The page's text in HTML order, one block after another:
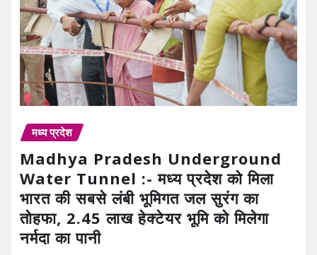
मध्य प्रदेश
Madhya Pradesh Underground
Water Tunnel :- मध्य प्रदेश को मिला
भारत की सबसे लंबी भूमिगत जल सुरंग का
तोहफा, 2.45 लाख हेक्टेयर भूमि को मिलेगा
नर्मदा का पानी